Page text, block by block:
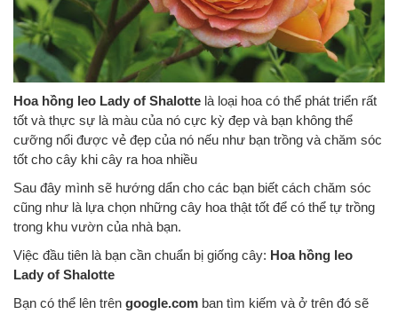
Hoa hồng leo Lady of Shalotte là loại hoa có thể phát triển rất
tốt và thực sự là màu của nó cực kỳ đẹp và bạn không thể
cưỡng nổi được vẻ đẹp của nó nếu như bạn trồng và chăm sóc
tốt cho cây khi cây ra hoa nhiều
Sau đây mình sẽ hướng dẩn cho các bạn biết cách chăm sóc
cũng như là lựa chọn những cây hoa thật tốt để có thể tự trồng
trong khu vườn của nhà bạn.
Việc đầu tiên là bạn cần chuẩn bị giống cây: Hoa hồng leo
Lady of Shalotte
Bạn có thể lên trên google.com ban tìm kiếm và ở trên đó sẽ